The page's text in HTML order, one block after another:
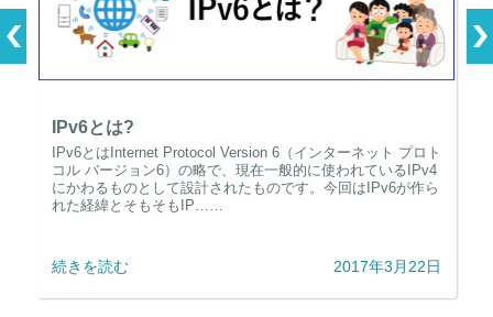
IPv6とは?
IPv6とはInternet Protocol Version 6（インターネット プロト
コル バージョン6）の略で、現在一般的に使われているIPv4
にかわるものとして設計されたものです。今回はIPv6が作ら
れた経緯とそもそもIP……
続きを読む 2017年3月22日